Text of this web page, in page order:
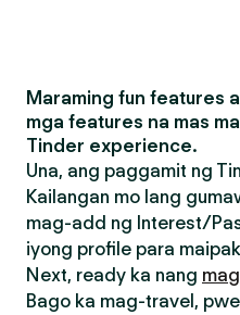
Maraming fun features
mga features na mas
Tinder experience.
Una, ang paggamit ng
Kailangan mo lang
mag-add ng Interest/
iyong profile para
Next, ready ka nang
Bago ka mag-travel,